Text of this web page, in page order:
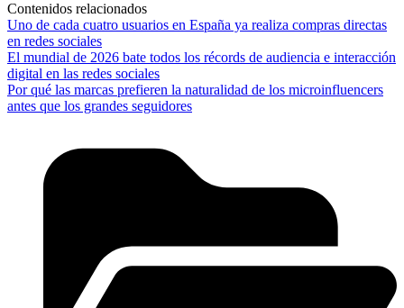
Contenidos relacionados
Uno de cada cuatro usuarios en España ya realiza compras directas
en redes sociales
El mundial de 2026 bate todos los récords de audiencia e interacción
digital en las redes sociales
Por qué las marcas prefieren la naturalidad de los microinfluencers
antes que los grandes seguidores